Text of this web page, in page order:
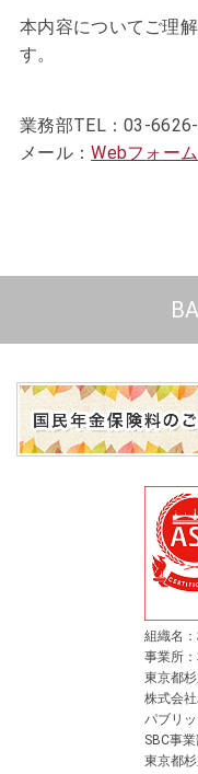
本内容についてご理
す。
業務部TEL：03-
メール：Webフォーム
組織名
事業所
東京都
株式会
パブリ
SBC事
東京都